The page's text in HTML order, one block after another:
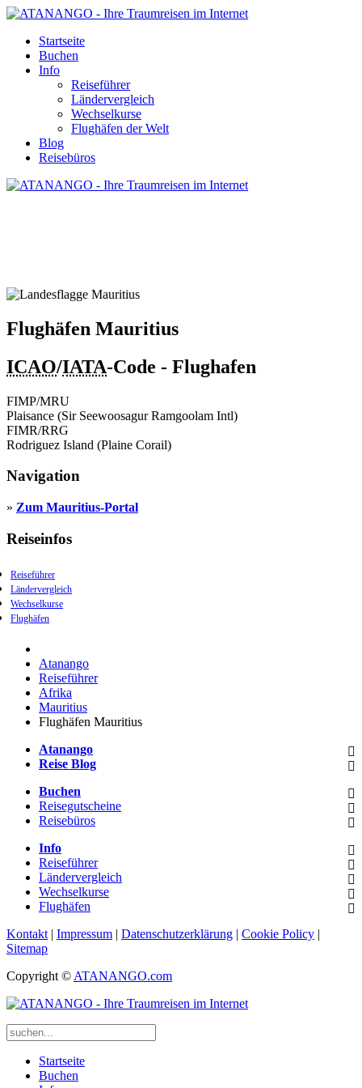
Startseite
Buchen
Info
Reiseführer
Ländervergleich
Wechselkurse
Flughäfen der Welt
Blog
Reisebüros
Flughäfen Mauritius
ICAO/IATA-Code - Flughafen
FIMP/MRU
Plaisance (Sir Seewoosagur Ramgoolam Intl)
FIMR/RRG
Rodriguez Island (Plaine Corail)
Navigation
» Zum Mauritius-Portal
Reiseinfos
Reiseführer
Ländervergleich
Wechselkurse
Flughäfen
Atanango
Reiseführer
Afrika
Mauritius
Flughäfen Mauritius
Atanango
Reise Blog
Buchen
Reisegutscheine
Reisebüros
Info
Reiseführer
Ländervergleich
Wechselkurse
Flughäfen
Kontakt| Impressum | Datenschutzerklärung | Cookie Policy |
Sitemap
Copyright ©ATANANGO.com
Startseite
Buchen